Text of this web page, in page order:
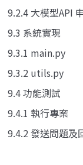
9.2.4 大模型API
9.3 系統實現
9.3.1 main.py
9.3.2 utils.py
9.4 功能測試
9.4.1 執行專案
9.4.2 發送問題及